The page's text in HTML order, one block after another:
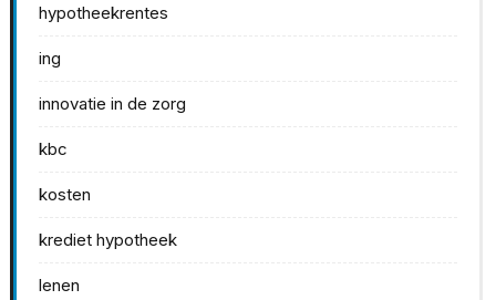
hypotheekrentes
ing
innovatie in de zorg
kbc
kosten
krediet hypotheek
lenen